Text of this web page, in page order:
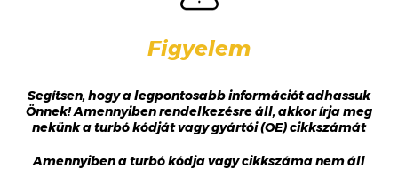
Figyelem
Segítsen, hogy a legpontosabb információt adhassuk
Önnek! Amennyiben rendelkezésre áll, akkor írja meg
nekünk a turbó kódját vagy gyártói (OE) cikkszámát
Amennyiben a turbó kódja vagy cikkszáma nem áll